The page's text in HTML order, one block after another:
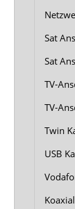
Sat
Sat
TV-
TV-
Twin
USB